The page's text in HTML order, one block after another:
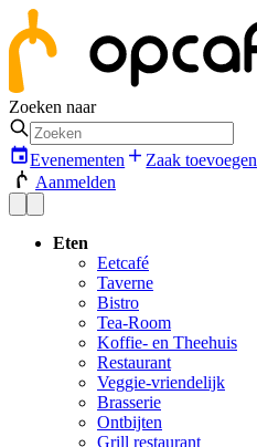
Zoeken naar
Evenementen Zaak toevoegen
Aanmelden
Eten
Eetcafé
Taverne
Bistro
Tea-Room
Koffie- en Theehuis
Restaurant
Veggie-vriendelijk
Brasserie
Ontbijten
Grill restaurant